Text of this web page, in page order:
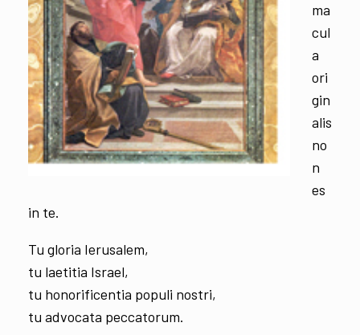
ma
cul
a
ori
gin
alis
no
n
es
in te.
Tu gloria Ierusalem,
tu laetitia Israel,
tu honorificentia populi nostri,
tu advocata peccatorum.